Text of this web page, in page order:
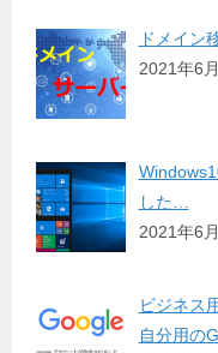
ドメイン
2021年6
した…
2021年6
ビジネス
自分用の